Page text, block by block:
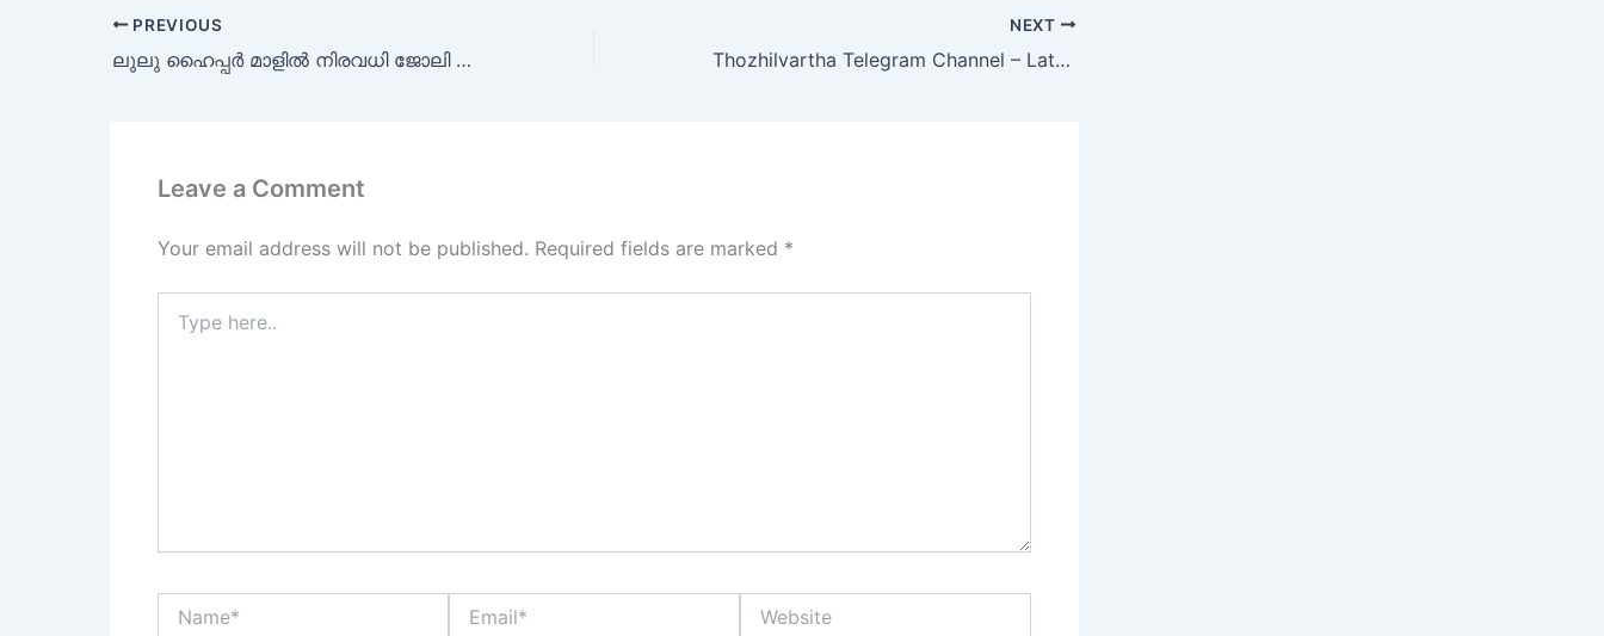
PREVIOUS
ലുലു ഹൈപ്പർ മാളിൽ നിരവധി ജോലി ഒഴിവുകൾ
NEXT
Thozhilvartha Telegram Channel – Latest Job Vacancy Updates
Leave a Comment
Your email address will not be published. Required fields are marked *
here..